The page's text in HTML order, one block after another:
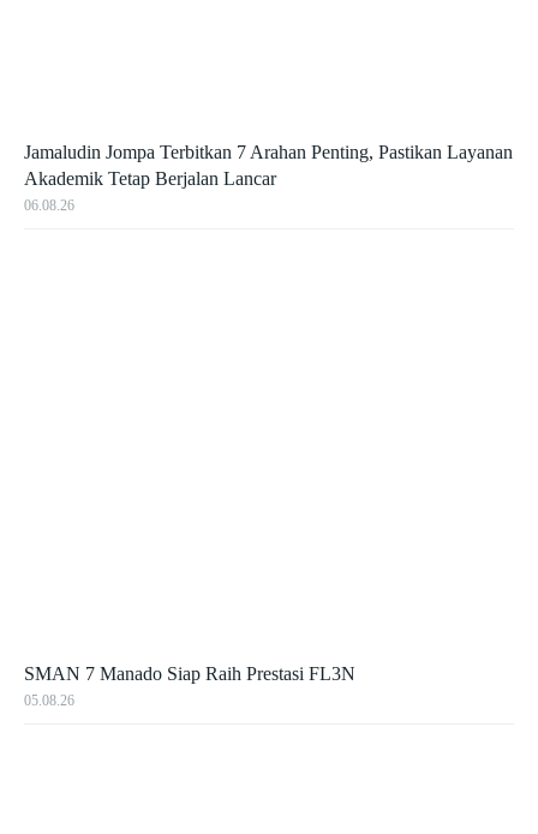
Jamaludin Jompa Terbitkan 7 Arahan Penting, Pastikan Layanan
Akademik Tetap Berjalan Lancar
06.08.26
SMAN 7 Manado Siap Raih Prestasi FL3N
05.08.26